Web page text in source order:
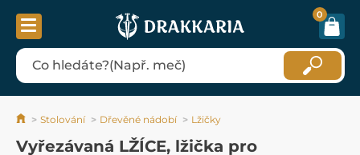
0
Stolování Dřevěné nádobí Lžičky
Vyřezávaná LŽÍCE, lžička pro